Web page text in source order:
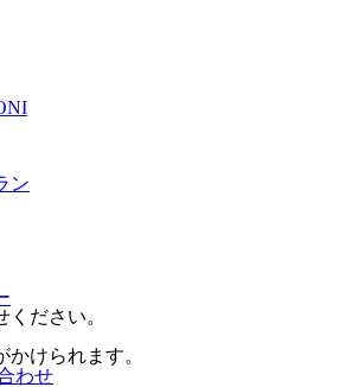
ン
ださい。
けられます。
わせ